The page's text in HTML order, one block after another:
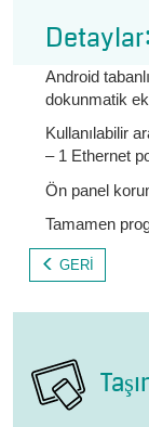
Detaylar:
Android
dokunmatik
Kullanılabilir
– 1 Ethernet
Ön panel
Tamamen
GERI